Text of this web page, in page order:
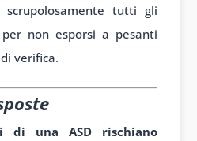
scrupolosamente tutti gli
non esporsi a pesanti
verifica.
di una ASD rischiano